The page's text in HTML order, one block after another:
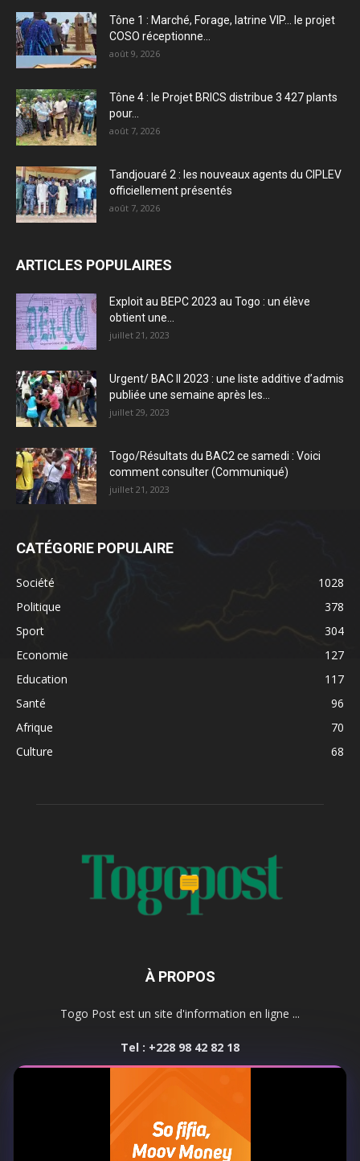
Tône 1 : Marché, Forage, latrine VIP… le projet
COSO réceptionne...
août 9, 2026
Tône 4 : le Projet BRICS distribue 3 427 plants
pour...
août 7, 2026
Tandjouaré 2 : les nouveaux agents du CIPLEV
officiellement présentés
août 7, 2026
ARTICLES POPULAIRES
Exploit au BEPC 2023 au Togo : un élève
obtient une...
juillet 21, 2023
Urgent/ BAC II 2023 : une liste additive d’admis
publiée une semaine après les...
juillet 29, 2023
Togo/Résultats du BAC2 ce samedi : Voici
comment consulter (Communiqué)
juillet 21, 2023
CATÉGORIE POPULAIRE
Société
1028
Politique
378
Sport
304
Economie
127
Education
117
Santé
96
Afrique
70
Culture
68
À PROPOS
Togo Post est un site d'information en ligne ...
Tel : +228 98 42 82 18
SUIVEZ NOUS